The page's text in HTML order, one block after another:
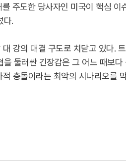
주도한 당사자인 미국이 핵심 이
다.
강의 대결 구도로 치닫고 있다.
둘러싼 긴장감은 그 어느 때보다
충돌이라는 최악의 시나리오를